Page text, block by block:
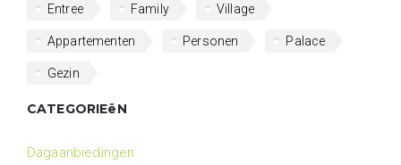
Entree Family Village
Appartementen Personen Palace
Gezin
CATEGORIEëN
Dagaanbiedingen